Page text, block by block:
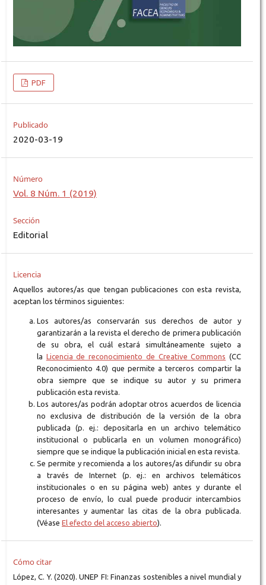
PDF
Publicado
2020-03-19
Número
Vol. 8 Núm. 1 (2019)
Sección
Editorial
Licencia
Aquellos autores/as que tengan publicaciones con esta revista,
aceptan los términos siguientes:
Los autores/as conservarán sus derechos de autor y
garantizarán a la revista el derecho de primera publicación
de su obra, el cuál estará simultáneamente sujeto a
la Licencia de reconocimiento de Creative Commons (CC
Reconocimiento 4.0) que permite a terceros compartir la
obra siempre que se indique su autor y su primera
publicación esta revista.
Los autores/as podrán adoptar otros acuerdos de licencia
no exclusiva de distribución de la versión de la obra
publicada (p. ej.: depositarla en un archivo telemático
institucional o publicarla en un volumen monográfico)
siempre que se indique la publicación inicial en esta revista.
Se permite y recomienda a los autores/as difundir su obra
a través de Internet (p. ej.: en archivos telemáticos
institucionales o en su página web) antes y durante el
proceso de envío, lo cual puede producir intercambios
interesantes y aumentar las citas de la obra publicada.
(Véase El efecto del acceso abierto).
Cómo citar
López, C. Y. (2020). UNEP FI: Finanzas sostenibles a nivel mundial y